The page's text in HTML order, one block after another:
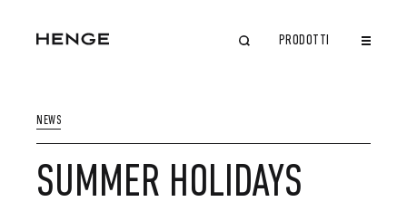
PRODOTTI
NEWS
SUMMER HOLIDAYS